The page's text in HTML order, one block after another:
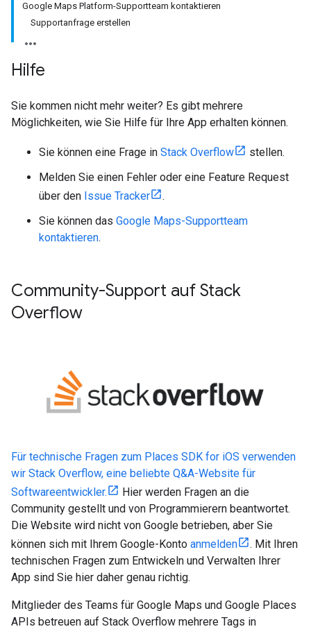
Google Maps Platform-Supportteam kontaktieren
Supportanfrage erstellen
Hilfe
Sie kommen nicht mehr weiter? Es gibt mehrere
Möglichkeiten, wie Sie Hilfe für Ihre App erhalten können.
Sie können eine Frage in Stack Overflow
stellen.
Melden Sie einen Fehler oder eine Feature Request
über den Issue Tracker
.
Sie können das Google Maps-Supportteam
kontaktieren.
Community-Support auf Stack
Overflow
Für technische Fragen zum Places SDK for iOS verwenden
wir Stack Overflow, eine beliebte Q&A-Website für
Softwareentwickler.
Hier werden Fragen an die
Community gestellt und von Programmierern beantwortet.
Die Website wird nicht von Google betrieben, aber Sie
können sich mit Ihrem Google-Konto anmelden
. Mit Ihren
technischen Fragen zum Entwickeln und Verwalten Ihrer
App sind Sie hier daher genau richtig.
Mitglieder des Teams für Google Maps und Google Places
APIs betreuen auf Stack Overflow mehrere Tags in